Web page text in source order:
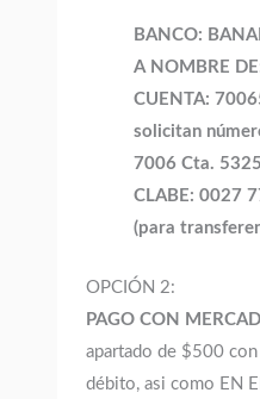
BANCO:
A NOMBRE
CUENTA:
solicitan
7006 Cta.
CLABE: 0027
(para
OPCIÓN 2:
PAGO CON
apartado de $500
débito, asi como EN